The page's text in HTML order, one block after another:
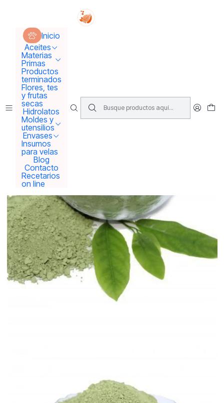
Inicio
Aceites
Materias
Primas
Productos
terminados
Flores, tes
y frutas
secas
Hidrolatos
Moldes y
utensilios
Envases
Insumos
para velas
Blog
Contacto
Recetarios
on line
Tus sueños se concretan aquí !!!